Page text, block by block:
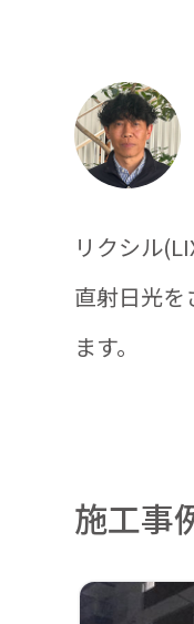
リクシル
直射日光を
ます。
施工事